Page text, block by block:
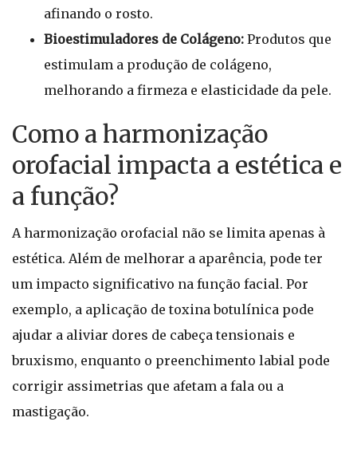
afinando o rosto.
Bioestimuladores de Colágeno: Produtos que
estimulam a produção de colágeno,
melhorando a firmeza e elasticidade da pele.
Como a harmonização
orofacial impacta a estética e
a função?
A harmonização orofacial não se limita apenas à
estética. Além de melhorar a aparência, pode ter
um impacto significativo na função facial. Por
exemplo, a aplicação de toxina botulínica pode
ajudar a aliviar dores de cabeça tensionais e
bruxismo, enquanto o preenchimento labial pode
corrigir assimetrias que afetam a fala ou a
mastigação.